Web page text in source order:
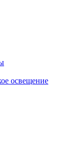
освещение